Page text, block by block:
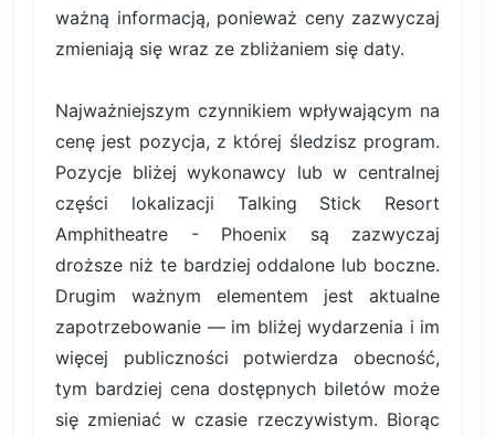
ważną informacją, ponieważ ceny zazwyczaj
zmieniają się wraz ze zbliżaniem się daty.
Najważniejszym czynnikiem wpływającym na
cenę jest pozycja, z której śledzisz program.
Pozycje bliżej wykonawcy lub w centralnej
części lokalizacji Talking Stick Resort
Amphitheatre - Phoenix są zazwyczaj
droższe niż te bardziej oddalone lub boczne.
Drugim ważnym elementem jest aktualne
zapotrzebowanie — im bliżej wydarzenia i im
więcej publiczności potwierdza obecność,
tym bardziej cena dostępnych biletów może
się zmieniać w czasie rzeczywistym. Biorąc